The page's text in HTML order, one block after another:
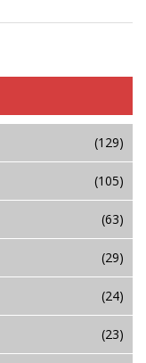
(129)
(105)
(63)
(29)
(24)
(23)